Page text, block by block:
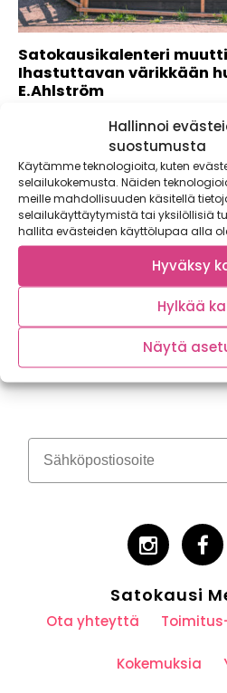
Hallinnoi
suostumusta
Käytämme teknologioita, kuten
selailukokemusta. Näiden
meille mahdollisuuden käsitellä
selailukäyttäytymistä tai yksilöllisiä
hallita evästeiden käyttölupaa alla
Hyväksy
Hylkää
Näytä
Satokausikalenteri
Ihastuttavan värikkään
E.Ahlström
Yhteistyö: E.Ahlström
päätti jättää Stadin tomut
haaveensa muuttaa...
Tilaa
Satokausi
Ota yhteyttä
Kokemuksia